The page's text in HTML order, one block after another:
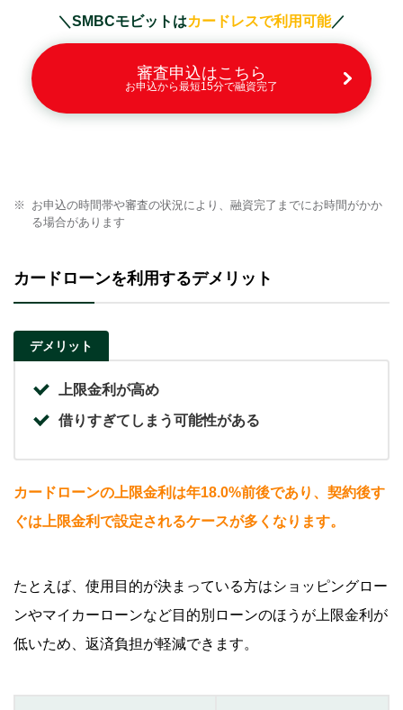
＼SMBCモビットはカードレスで利用可能／
審査申込はこちら
お申込から最短15分で融資完了
お申込の時間帯や審査の状況により、融資完了までにお時間がかか
る場合があります
カードローンを利用するデメリット
デメリット
上限金利が高め
借りすぎてしまう可能性がある
カードローンの上限金利は年18.0%前後であり、契約後す
ぐは上限金利で設定されるケースが多くなります。
たとえば、使用目的が決まっている方はショッピングロー
ンやマイカーローンなど目的別ローンのほうが上限金利が
低いため、返済負担が軽減できます。